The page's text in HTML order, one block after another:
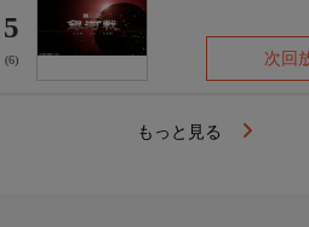
5
(6) 次回
もっと見る